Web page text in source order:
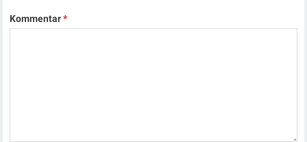
Kommentar*